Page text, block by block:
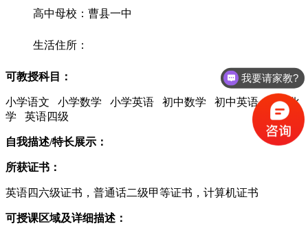
高中母校：曹县一中
生活住所：
可教授科目：
小学语文 小学数学 小学英语 初中数学 初中英语 初中化
学 英语四级
自我描述/特长展示：
所获证书：
英语四六级证书，普通话二级甲等证书，计算机证书
可授课区域及详细描述：
我要请家教?